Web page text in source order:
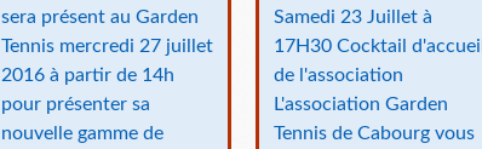
sera présent au Garden
Tennis mercredi 27 juillet
2016 à partir de 14h
pour présenter sa
nouvelle gamme de
Samedi 23 Juillet à
17H30 Cocktail d'accueil
de l'association
L'association Garden
Tennis de Cabourg vous